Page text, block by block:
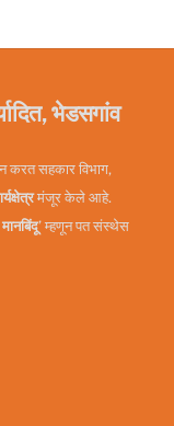
भेडसगांव
करत सहकार विभाग,
मंजूर केले आहे.
’ म्हणून पत संस्थेस